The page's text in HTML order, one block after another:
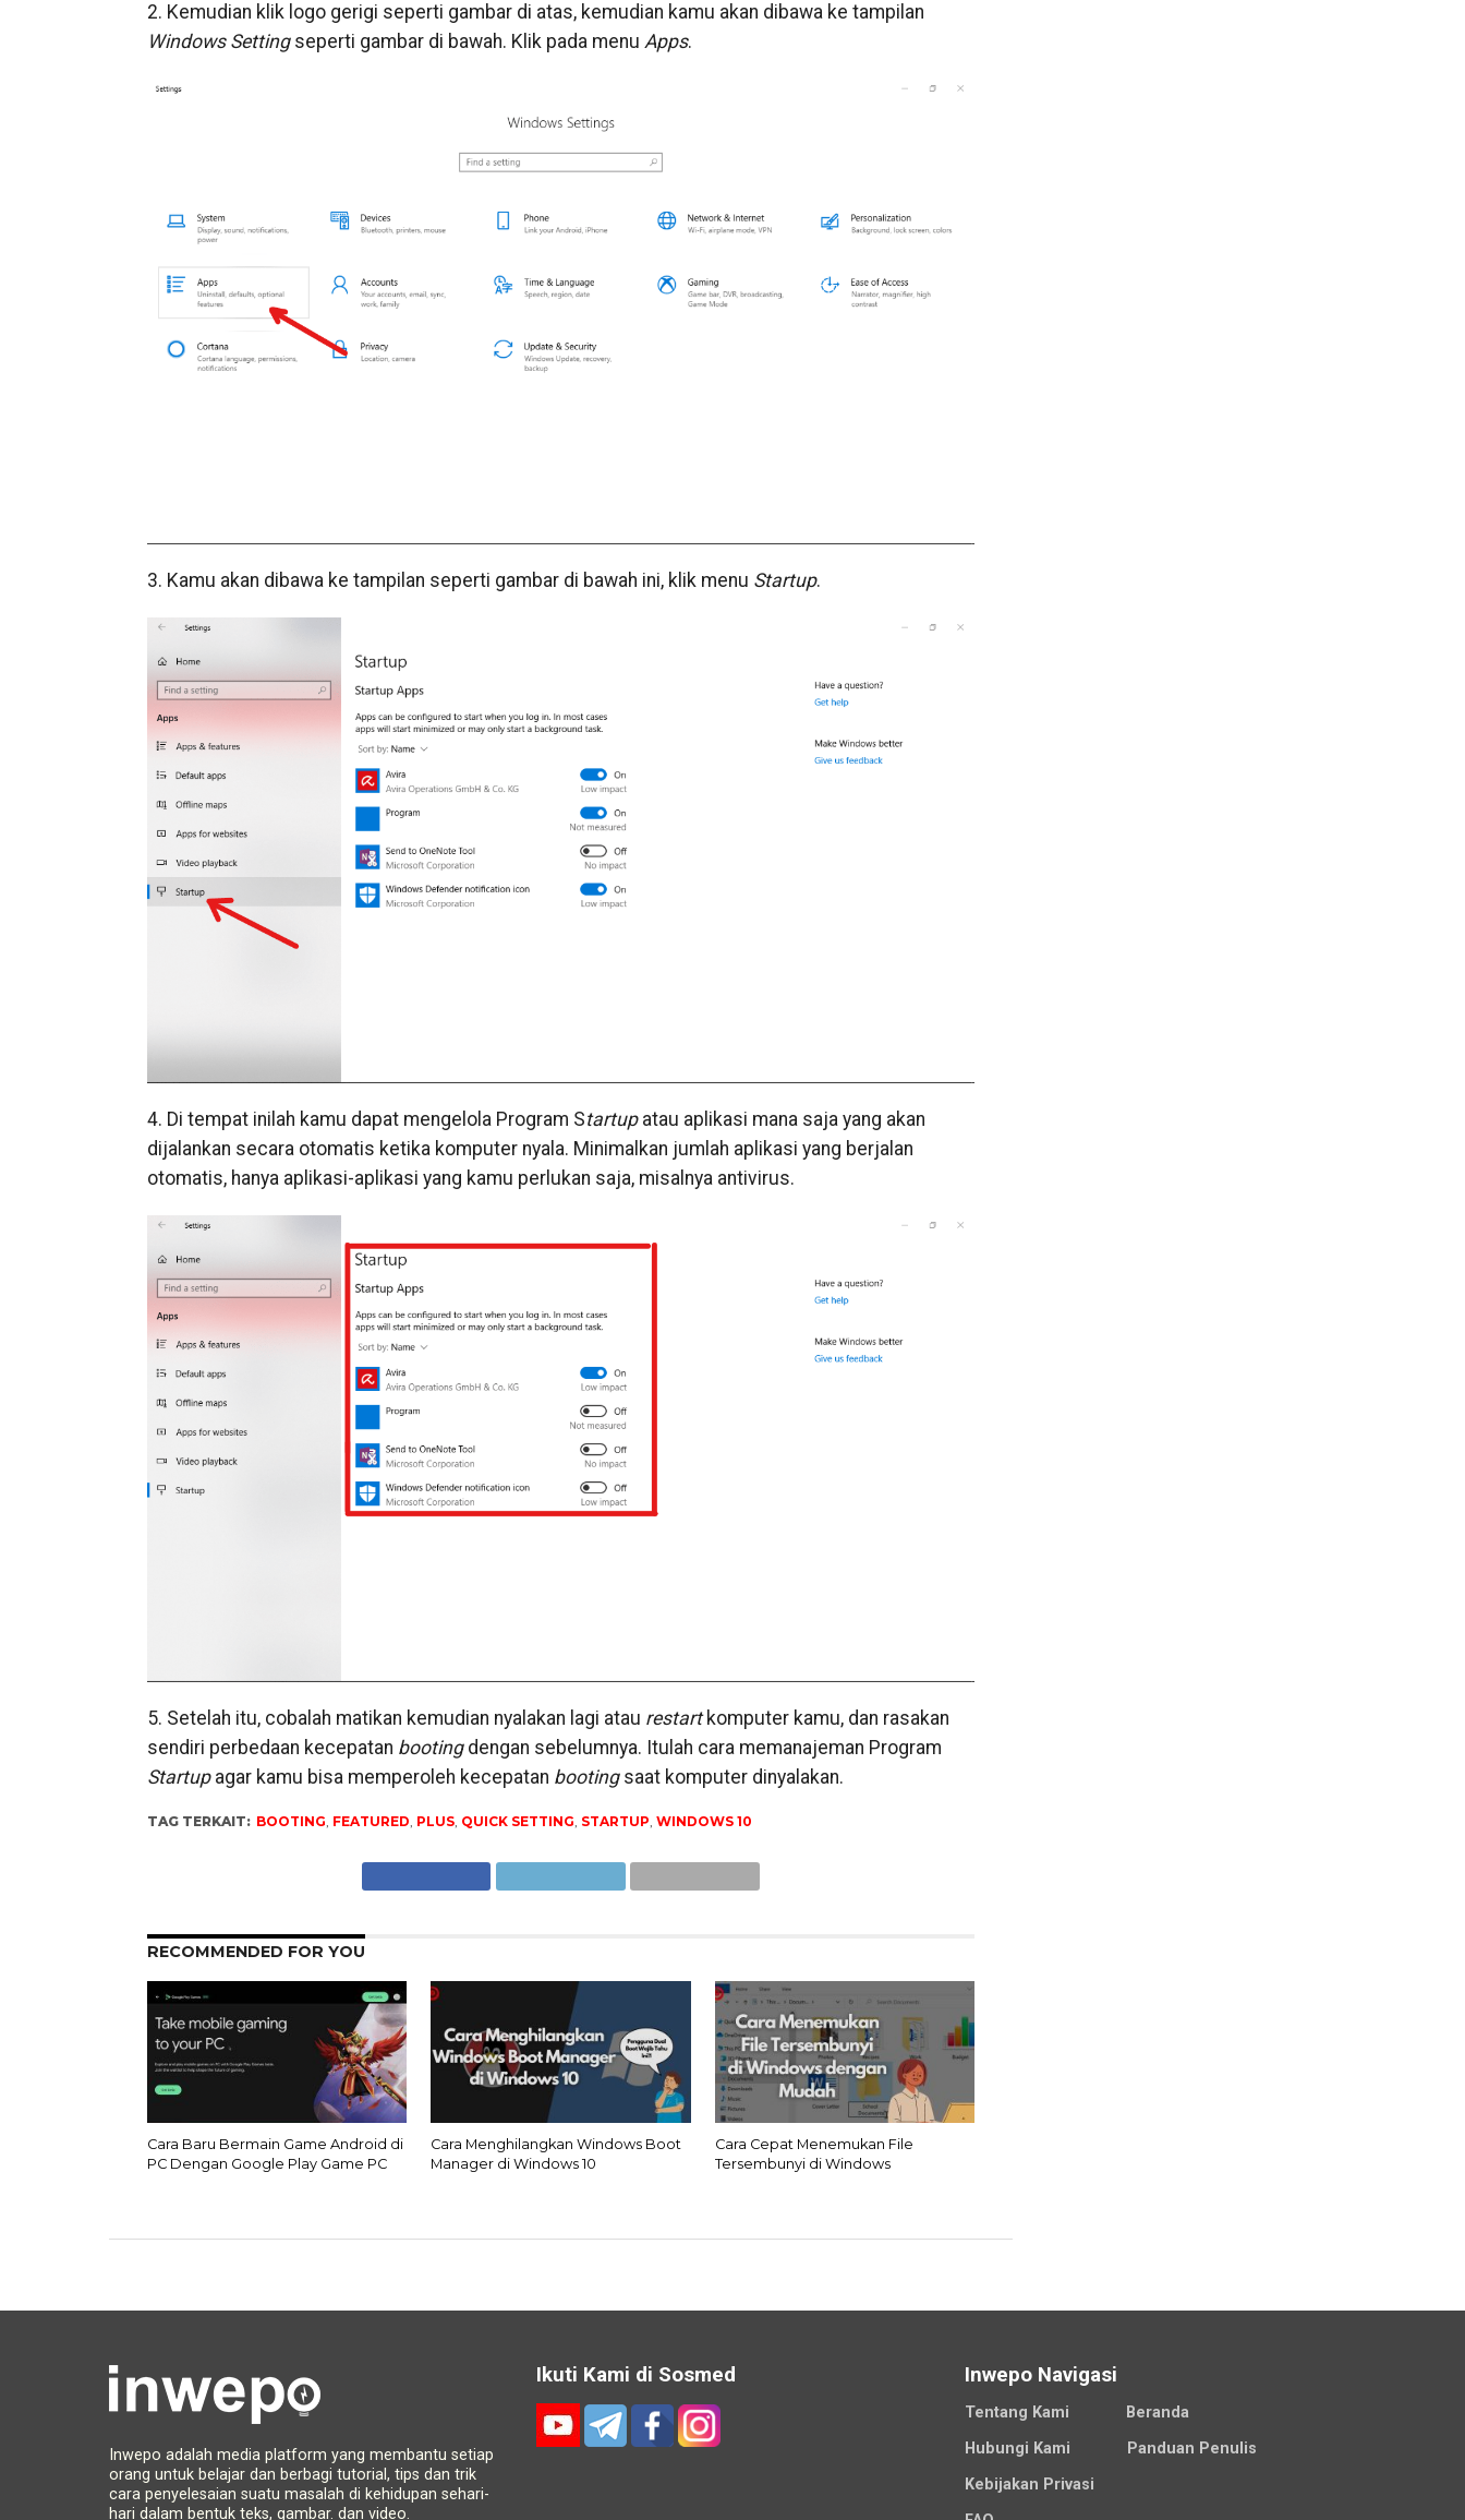
2. Kemudian klik logo gerigi seperti gambar di atas, kemudian kamu akan dibawa ke tampilan
Windows Settingseperti gambar di bawah. Klik pada menu Apps.
3. Kamu akan dibawa ke tampilan seperti gambar di bawah ini, klik menu Startup.
4. Di tempat inilah kamu dapat mengelola Program Startupatau aplikasi mana saja yang akan
dijalankan secara otomatis ketika komputer nyala. Minimalkan jumlah aplikasi yang berjalan
otomatis, hanya aplikasi-aplikasi yang kamu perlukan saja, misalnya antivirus.
5. Setelah itu, cobalah matikan kemudian nyalakan lagi atau restartkomputer kamu, dan rasakan
sendiri perbedaan kecepatan booting dengan sebelumnya. Itulah cara memanajeman Program
Startupagar kamu bisa memperoleh kecepatan bootingsaat komputer dinyalakan.
TAG TERKAIT: BOOTING FEATURED PLUS, QUICK SETTING STARTUP WINDOWS 10
RECOMMENDED FOR YOU
Cara Baru Bermain Game Android di
PC Dengan Google Play Game PC
Cara Menghilangkan Windows Boot
Manager di Windows 10
Cara Cepat Menemukan File
Tersembunyi di Windows
Inwepo adalah media platform yang membantu setiap
orang untuk belajar dan berbagi tutorial, tips dan trik
cara penyelesaian suatu masalah di kehidupan sehari-
hari dalam bentuk teks, gambar. dan video.
Ikuti Kami di Sosmed Inwepo Navigasi
Tentang Kami
Beranda
Hubungi Kami
Panduan Penulis
Kebijakan Privasi